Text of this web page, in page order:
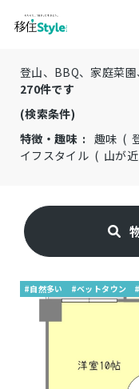
登山、BBQ、家庭菜
270件です
(検索条件)
特徴・趣味 : 趣味 (
イフスタイル ( 山が
#自然多い #ベットタウン